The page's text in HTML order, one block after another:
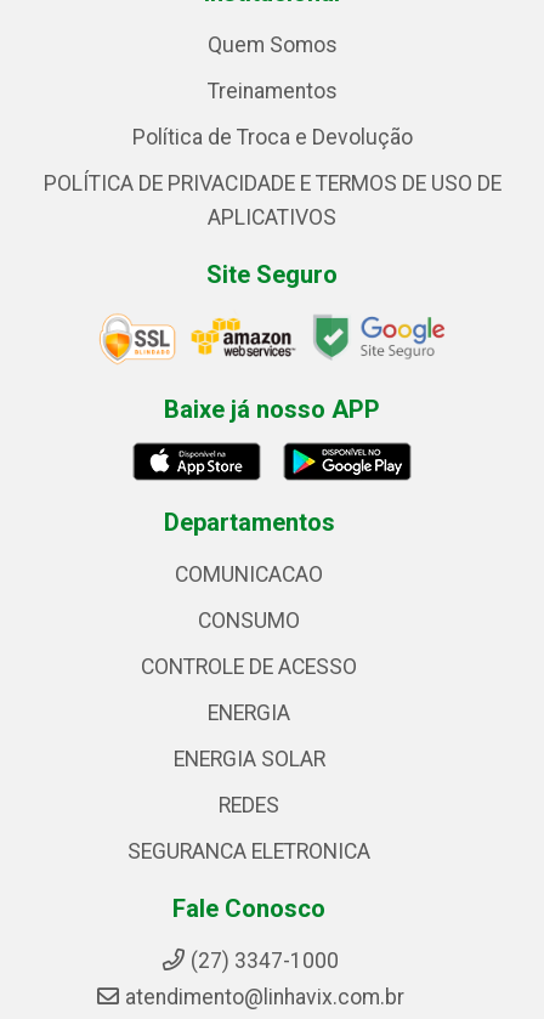
Quem Somos
Treinamentos
Política de Troca e Devolução
POLÍTICA DE PRIVACIDADE E TERMOS DE USO DE
APLICATIVOS
Site Seguro
Baixe já nosso APP
Departamentos
COMUNICACAO
CONSUMO
CONTROLE DE ACESSO
ENERGIA
ENERGIA SOLAR
REDES
SEGURANCA ELETRONICA
Fale Conosco
(27) 3347-1000
atendimento@linhavix.com.br